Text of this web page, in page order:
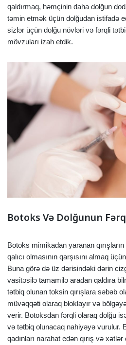
qaldırmaq, həmçinin daha dolğun
təmin etmək üçün dolğudan istifadə
sizlər üçün dolğu növləri və fərqli
mövzuları izah etdik.
Botoks Və Dolğunun
Botoks mimikadan yaranan qırışların
qalıcı olmasının qarşısını almaq
Buna görə də üz dərisindəki dərin
vasitəsilə tamamilə aradan qaldıra
tətbiq olunan toksin qırışlara səbəb
müvəqqəti olaraq bloklayır və
verir. Botoksdan fərqli olaraq dolğu
və tətbiq olunacaq nahiyəyə vurulur.
qadınları narahat edən qırış və